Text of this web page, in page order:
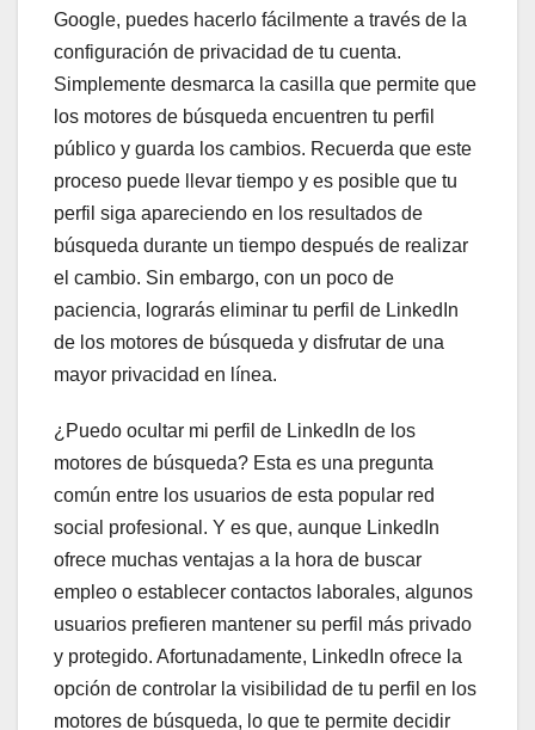
Google, puedes hacerlo fácilmente a través de la
configuración de privacidad de tu cuenta.
Simplemente desmarca la casilla que permite que
los motores de búsqueda encuentren tu perfil
público y guarda los cambios. Recuerda que este
proceso puede llevar tiempo y es posible que tu
perfil siga apareciendo en los resultados de
búsqueda durante un tiempo después de realizar
el cambio. Sin embargo, con un poco de
paciencia, lograrás eliminar tu perfil de LinkedIn
de los motores de búsqueda y disfrutar de una
mayor privacidad en línea.
¿Puedo ocultar mi perfil de LinkedIn de los
motores de búsqueda? Esta es una pregunta
común entre los usuarios de esta popular red
social profesional. Y es que, aunque LinkedIn
ofrece muchas ventajas a la hora de buscar
empleo o establecer contactos laborales, algunos
usuarios prefieren mantener su perfil más privado
y protegido. Afortunadamente, LinkedIn ofrece la
opción de controlar la visibilidad de tu perfil en los
motores de búsqueda, lo que te permite decidir